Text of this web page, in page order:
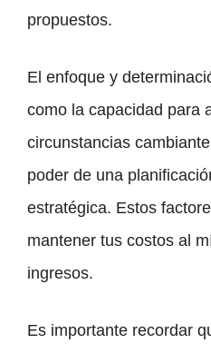
propuestos.
El enfoque y
como la capacidad para
circunstancias
poder de una
estratégica. Estos
mantener tus costos al
ingresos.
Es importante recordar